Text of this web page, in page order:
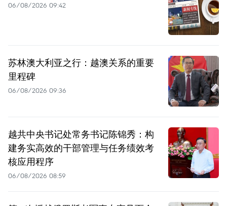
06/08/2026 09:42
苏林澳大利亚之行：越澳关系的重要
里程碑
06/08/2026 09:36
越共中央书记处常务书记陈锦秀：构
建务实高效的干部管理与任务绩效考
核应用程序
06/08/2026 08:59